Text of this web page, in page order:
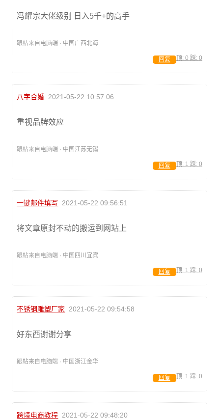
冯耀宗大佬级别 日入5千+的高手
跟帖来自电脑端 · 中国广西北海
顶: 0 踩: 0
回复
八字合婚 2021-05-22 10:57:06
重视品牌效应
跟帖来自电脑端 · 中国江苏无锡
顶: 1 踩: 0
回复
一键邮件填写 2021-05-22 09:56:51
将文章原封不动的搬运到网站上
跟帖来自电脑端 · 中国四川宜宾
顶: 1 踩: 0
回复
不锈钢雕塑厂家 2021-05-22 09:54:58
好东西谢谢分享
跟帖来自电脑端 · 中国浙江金华
顶: 1 踩: 0
回复
跨境电商教程 2021-05-22 09:48:20